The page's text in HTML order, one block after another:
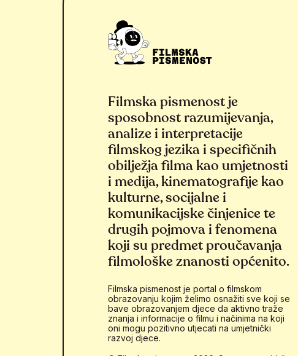
Filmska pismenost je
sposobnost razumijevanja,
analize i interpretacije
filmskog jezika i specifičnih
obilježja filma kao umjetnosti
i medija, kinematografije kao
kulturne, socijalne i
komunikacijske činjenice te
drugih pojmova i fenomena
koji su predmet proučavanja
filmološke znanosti općenito.
Filmska pismenost je portal o filmskom
obrazovanju kojim želimo osnažiti sve koji se
bave obrazovanjem djece da aktivno traže
znanja i informacije o filmu i načinima na koji
oni mogu pozitivno utjecati na umjetnički
razvoj djece.